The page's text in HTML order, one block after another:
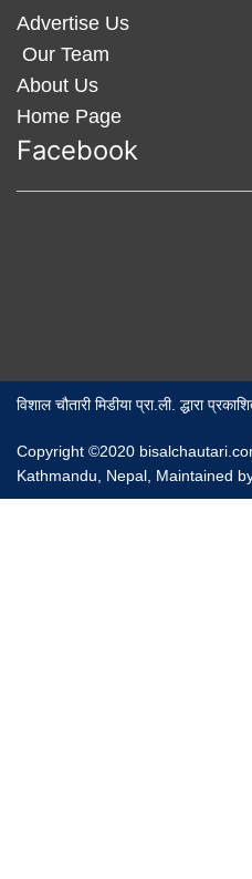
Advertise Us
Our Team
About Us
Home Page
Facebook
विशाल चौतारी मिडीया प्रा.ली. द्धारा
Copyright ©2020
Kathmandu, Nepal, Maintained